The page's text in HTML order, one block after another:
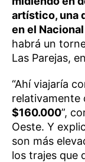
artístico, una
en el
habrá un
Las Parejas,
“Ahí viajaría
relativamente
$160.000”,
Oeste. Y
son más
los trajes que